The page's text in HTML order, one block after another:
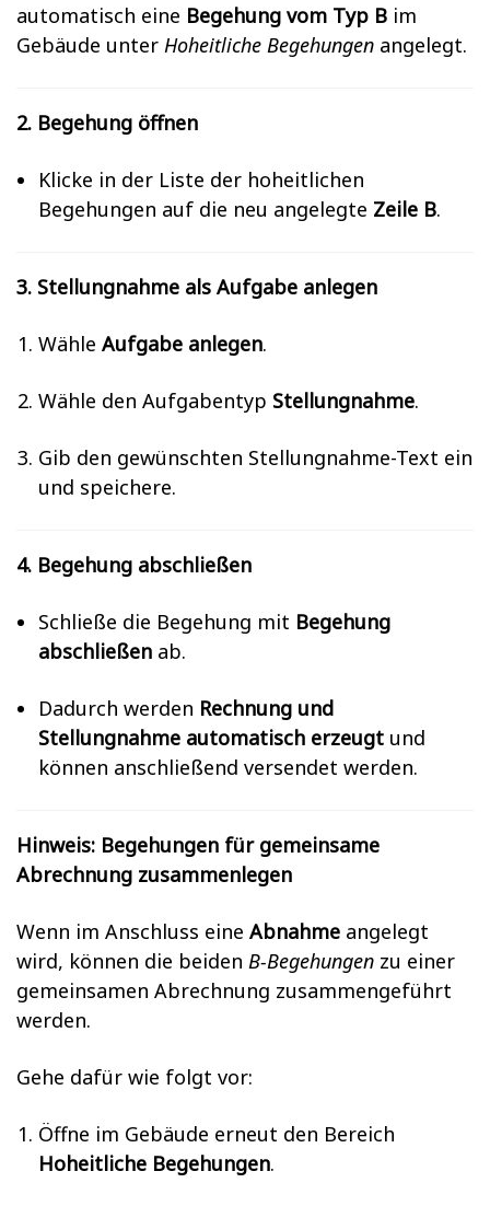
automatisch eine Begehung vom Typ B im
Gebäude unter Hoheitliche Begehungen angelegt.
2. Begehung öffnen
Klicke in der Liste der hoheitlichen
Begehungen auf die neu angelegte Zeile B.
3. Stellungnahme als Aufgabe anlegen
Wähle Aufgabe anlegen.
Wähle den Aufgabentyp Stellungnahme.
Gib den gewünschten Stellungnahme-Text ein
und speichere.
4. Begehung abschließen
Schließe die Begehung mit Begehung
abschließen ab.
Dadurch werden Rechnung und
Stellungnahme automatisch erzeugt und
können anschließend versendet werden.
Hinweis: Begehungen für gemeinsame
Abrechnung zusammenlegen
Wenn im Anschluss eine Abnahme angelegt
wird, können die beiden B-Begehungen zu einer
gemeinsamen Abrechnung zusammengeführt
werden.
Gehe dafür wie folgt vor:
Öffne im Gebäude erneut den Bereich
Hoheitliche Begehungen.